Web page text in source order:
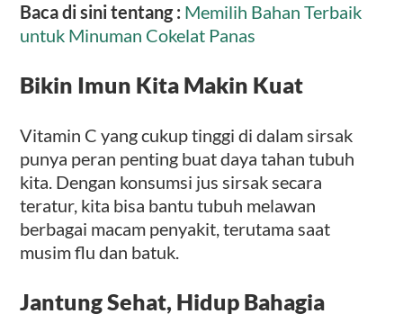
Baca di sini tentang : Memilih Bahan Terbaik
untuk Minuman Cokelat Panas
Bikin Imun Kita Makin Kuat
Vitamin C yang cukup tinggi di dalam sirsak
punya peran penting buat daya tahan tubuh
kita. Dengan konsumsi jus sirsak secara
teratur, kita bisa bantu tubuh melawan
berbagai macam penyakit, terutama saat
musim flu dan batuk.
Jantung Sehat, Hidup Bahagia